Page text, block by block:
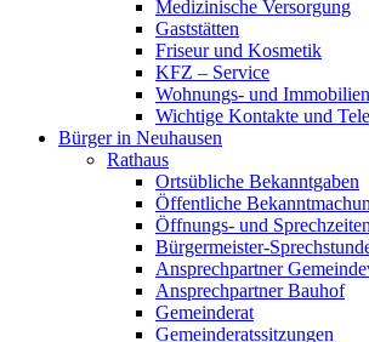
Medizinische Versorgung
Gaststätten
Friseur und Kosmetik
KFZ – Service
Wohnungs- und
Wichtige Kontakte und
Bürger in Neuhausen
Rathaus
Ortsübliche Bekanntgaben
Öffentliche
Öffnungs- und Sprechzeiten
Bürgermeister-
Ansprechpartner
Ansprechpartner Bauhof
Gemeinderat
Gemeinderatssitzungen